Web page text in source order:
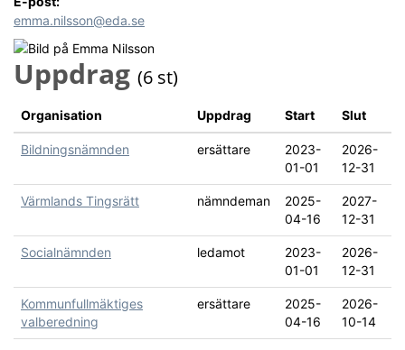
emma.nilsson@eda.se
Uppdrag (6 st)
Organisation Uppdrag Start Slut
Bildningsnämnden ersättare
2023-
01-01
2026-
12-31
Värmlands Tingsrätt nämndeman
2025-
04-16
2027-
12-31
Socialnämnden ledamot
2023-
01-01
2026-
12-31
Kommunfullmäktiges
valberedning
ersättare
2025-
04-16
2026-
10-14